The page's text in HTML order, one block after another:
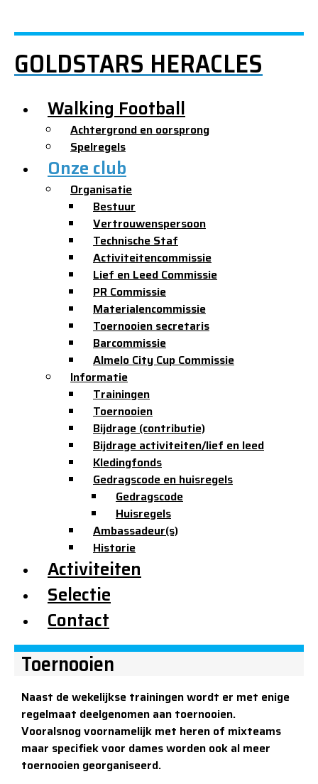
GOLDSTARS HERACLES
Walking Football
Achtergrond en oorsprong
Spelregels
Onze club
Organisatie
Bestuur
Vertrouwenspersoon
Technische Staf
Activiteitencommissie
Lief en Leed Commissie
PR Commissie
Materialencommissie
Toernooien secretaris
Barcommissie
Almelo City Cup Commissie
Informatie
Trainingen
Toernooien
Bijdrage (contributie)
Bijdrage activiteiten/lief en leed
Kledingfonds
Gedragscode en huisregels
Gedragscode
Huisregels
Ambassadeur(s)
Historie
Activiteiten
Selectie
Contact
Toernooien
Naast de wekelijkse trainingen wordt er met enige
regelmaat deelgenomen aan toernooien.
Vooralsnog voornamelijk met heren of mixteams
maar specifiek voor dames worden ook al meer
toernooien georganiseerd.